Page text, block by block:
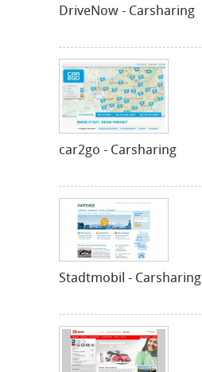
DriveNow - Carsharing
car2go - Carsharing
Stadtmobil - Carsharing